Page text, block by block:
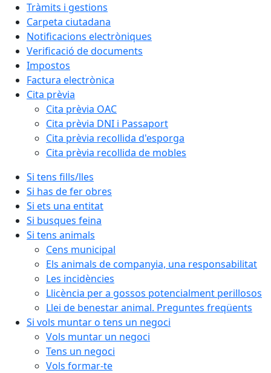
Tràmits i gestions
Carpeta ciutadana
Notificacions electròniques
Verificació de documents
Impostos
Factura electrònica
Cita prèvia
Cita prèvia OAC
Cita prèvia DNI i Passaport
Cita prèvia recollida d'esporga
Cita prèvia recollida de mobles
Si tens fills/lles
Si has de fer obres
Si ets una entitat
Si busques feina
Si tens animals
Cens municipal
Els animals de companyia, una responsabilitat
Les incidències
Llicència per a gossos potencialment perillosos
Llei de benestar animal. Preguntes freqüents
Si vols muntar o tens un negoci
Vols muntar un negoci
Tens un negoci
Vols formar-te